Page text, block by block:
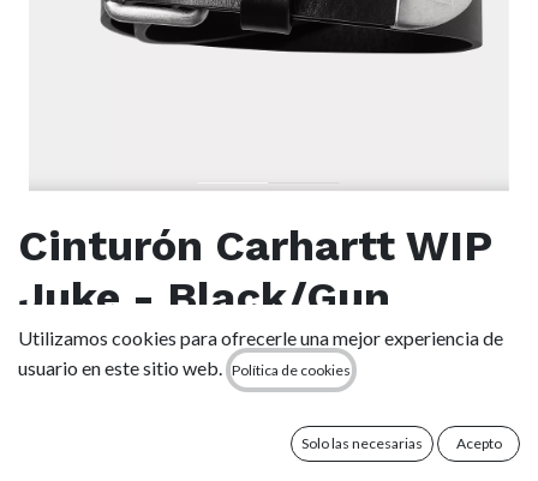
Cinturón Carhartt WIP
Juke - Black/Gun
Metal
El Juke Belt se ha elaborado en piel con una hebilla de metal
sin níquel y un logotipo en bajorrelieve en un extremo. El
Utilizamos cookies para ofrecerle una mejor experiencia de
usuario en este sitio web.
Política de cookies
Solo las necesarias Acepto